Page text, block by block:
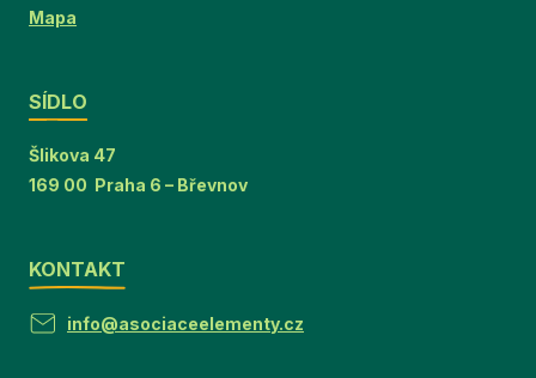
Mapa
SÍDLO
Šlikova 47
169 00 Praha 6 – Břevnov
KONTAKT
info@asociaceelementy.cz